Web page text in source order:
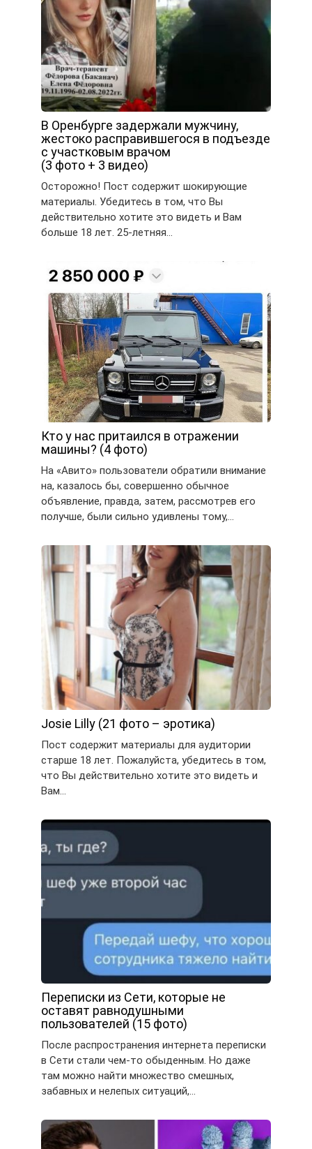
В Оренбурге задержали мужчину,
жестоко расправившегося в подъезде
с участковым врачом
(3 фото + 3 видео)
Осторожно! Пост содержит шокирующие
материалы. Убедитесь в том, что Вы
действительно хотите это видеть и Вам
больше 18 лет. 25-летняя…
Кто у нас притаился в отражении
машины? (4 фото)
На «Авито» пользователи обратили внимание
на, казалось бы, совершенно обычное
объявление, правда, затем, рассмотрев его
получше, были сильно удивлены тому,…
Josie Lilly (21 фото – эротика)
Пост содержит материалы для аудитории
старше 18 лет. Пожалуйста, убедитесь в том,
что Вы действительно хотите это видеть и
Вам…
Переписки из Сети, которые не
оставят равнодушными
пользователей (15 фото)
После распространения интернета переписки
в Сети стали чем-то обыденным. Но даже
там можно найти множество смешных,
забавных и нелепых ситуаций,…